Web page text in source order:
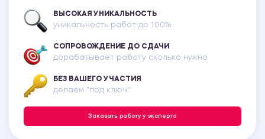
ВЫСОКАЯ УНИКАЛЬНОСТЬ
уникальность работ до 100%
СОПРОВОЖДЕНИЕ ДО СДАЧИ
дорабатывает работу сколько нужно
БЕЗ ВАШЕГО УЧАСТИЯ
делаем "под ключ"
Заказать работу у эксперта